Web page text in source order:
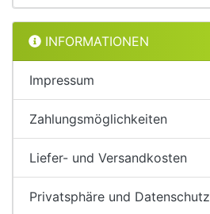
INFORMATIONEN
Impressum
Zahlungsmöglichkeiten
Liefer- und Versandkosten
Privatsphäre und Datenschutz